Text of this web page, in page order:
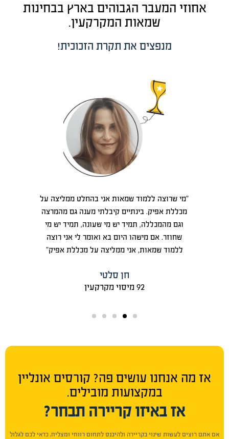
אחוזי המעבר הגבוהים בארץ בבחינות
שמאות המקרקעין.
מנפצים את תקרת הזכוכית!
"מי שרוצה ללמוד שמאות אני בהחלט ממליצה על
מכללת אפיק. בינתיים קיבלתי מענה גם מהמרצה
וגם מהמכללה, תמיד יש מי שעונה, תמיד יש מי
שחוזר. אם מישהו היום בא ואומר לי אני רוצה
ללמוד שמאות, אני ממליצה על מכללת אפיק"
חן סלטי
92 מיסוי מקרקעין
אז מה אנחנו עושים פה? קורסים אונליין
במקצועות מובילים.
אז באיזו קריירה תבחר?
אם אתם רוצים לעשות שינוי בקריירה ולהיכנס לתחום רווחי ומצליח, כדאי לכם לגלול